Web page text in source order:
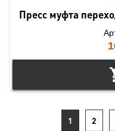
Пресс муфта
1 2